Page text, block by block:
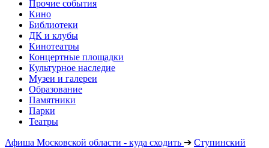
Прочие события
Кино
Библиотеки
ДК и клубы
Кинотеатры
Концертные площадки
Культурное наследие
Музеи и галереи
Образование
Памятники
Парки
Театры
Афиша Московской области - куда сходить ➔ Ступинский